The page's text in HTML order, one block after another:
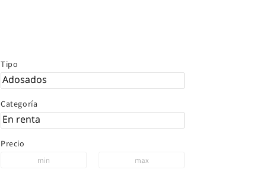
Tipo
Categoría
Precio